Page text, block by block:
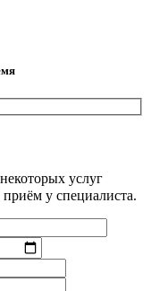
услуг
у специалиста.